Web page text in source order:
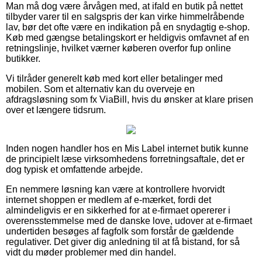
Man må dog være årvågen med, at ifald en butik på nettet
tilbyder varer til en salgspris der kan virke himmelråbende
lav, bør det ofte være en indikation på en snydagtig e-shop.
Køb med gængse betalingskort er heldigvis omfavnet af en
retningslinje, hvilket værner køberen overfor fup online
butikker.
Vi tilråder generelt køb med kort eller betalinger med
mobilen. Som et alternativ kan du overveje en
afdragsløsning som fx ViaBill, hvis du ønsker at klare prisen
over et længere tidsrum.
Inden nogen handler hos en Mis Label internet butik kunne
de principielt læse virksomhedens forretningsaftale, det er
dog typisk et omfattende arbejde.
En nemmere løsning kan være at kontrollere hvorvidt
internet shoppen er medlem af e-mærket, fordi det
almindeligvis er en sikkerhed for at e-firmaet opererer i
overensstemmelse med de danske love, udover at e-firmaet
undertiden besøges af fagfolk som forstår de gældende
regulativer. Det giver dig anledning til at få bistand, for så
vidt du møder problemer med din handel.